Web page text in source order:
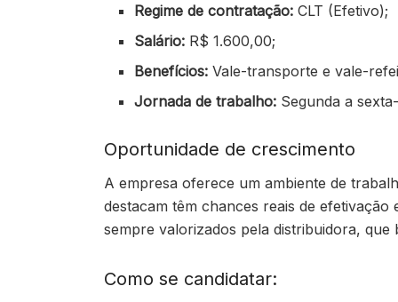
Regime de contratação: CLT (Efetivo);
Salário: R$ 1.600,00;
Benefícios: Vale-transporte e vale-
Jornada de trabalho: Segunda a
Oportunidade de crescimento
A empresa oferece um ambiente de
destacam têm chances reais de
sempre valorizados pela distribuidora,
Como se candidatar: